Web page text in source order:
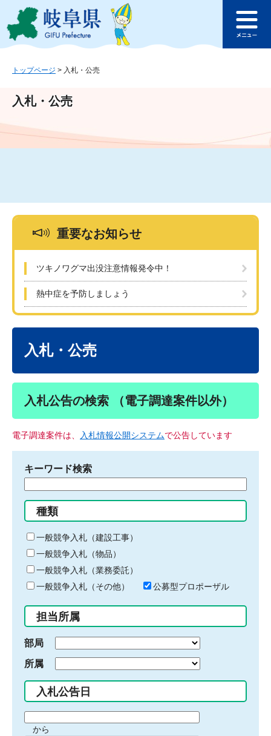
ジ
ュ
文
このページの本文へ
ュ
トップページ > 入札・公売
入札・公売
重要なお知らせ
ツキノワグマ出没注意情報発令中！
熱中症を予防しましょう
入札・公売
入札公告の検索 （電子調達案件以外）
電子調達案件は、 入札情報公開システムで公告しています
キーワード検索
る
キ
ー
ワ
ー
ド
入
力
種類
一般競争入札（建設工事）
一般競争入札（物品）
一般競争入札（業務委託）
一般競争入札（その他）
公募型プロポーザル
担当所属
部局
所属
入札公告日
間から